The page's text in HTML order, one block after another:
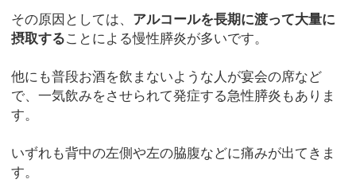
その原因としては、 アルコールを長期に渡って大量に
摂取することによる慢性膵炎が多いです。
他にも普段お酒を飲まないような人が宴会の席など
で、一気飲みをさせられて発症する急性膵炎もありま
す。
いずれも背中の左側や左の脇腹などに痛みが出てきま
す。